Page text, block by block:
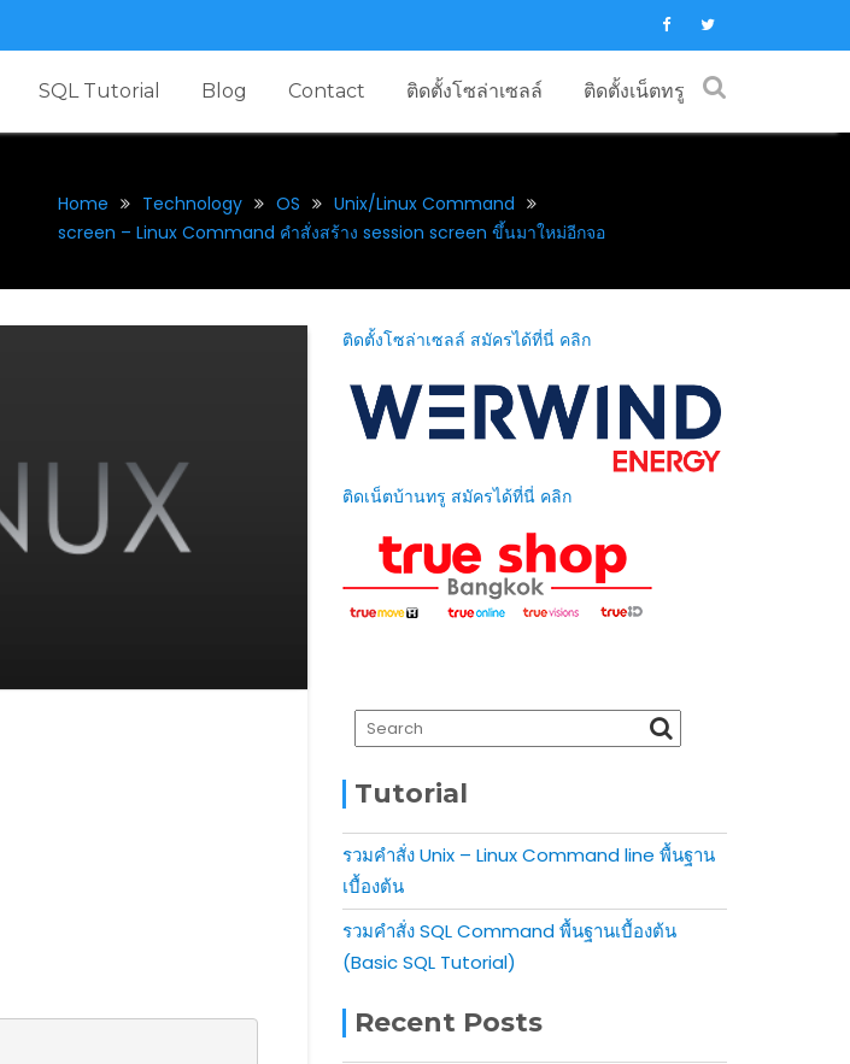
SQL Tutorial Blog Contact ติดตั้งโซล่าเซลล์ ติดตั้งเน็ตทรู
Home Technology OS
Unix/Linux Command
screen – Linux Command คำสั่งสร้าง session screen ขึ้นมาใหม่อีกจอ
ติดตั้งโซล่าเซลล์ สมัครได้ที่นี่ คลิก
ติดเน็ตบ้านทรู สมัครได้ที่นี่ คลิก
Tutorial
รวมคำสั่ง Unix – Linux Command line พื้นฐาน
เบื้องต้น
รวมคำสั่ง SQL Command พื้นฐานเบื้องต้น
(Basic SQL Tutorial)
Recent Posts